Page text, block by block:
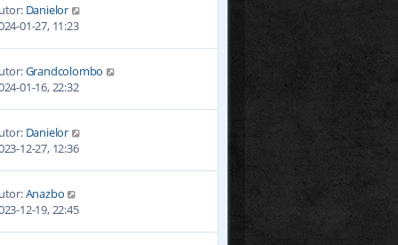
Danielor
01-27, 11:23
Grandcolombo
01-16, 22:32
Danielor
12-27, 12:36
Anazbo
12-19, 22:45